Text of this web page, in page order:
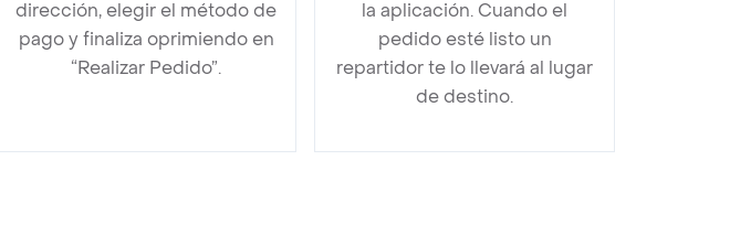
dirección, elegir el método de
pago y finaliza oprimiendo en
“Realizar Pedido”.
la aplicación. Cuando el
pedido esté listo un
repartidor te lo llevará al lugar
de destino.